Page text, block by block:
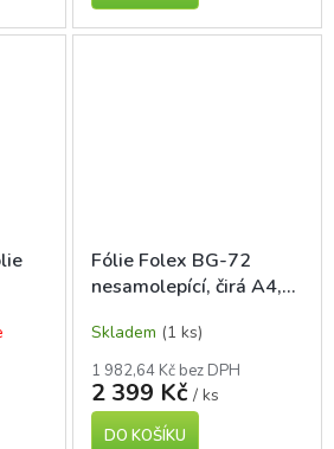
Fólie Folex BG-72
nesamolepící, čirá A4,
Skladem (1 ks)
1 982,64 Kč bez DPH
2 399 Kč / ks
DO KOŠÍKU